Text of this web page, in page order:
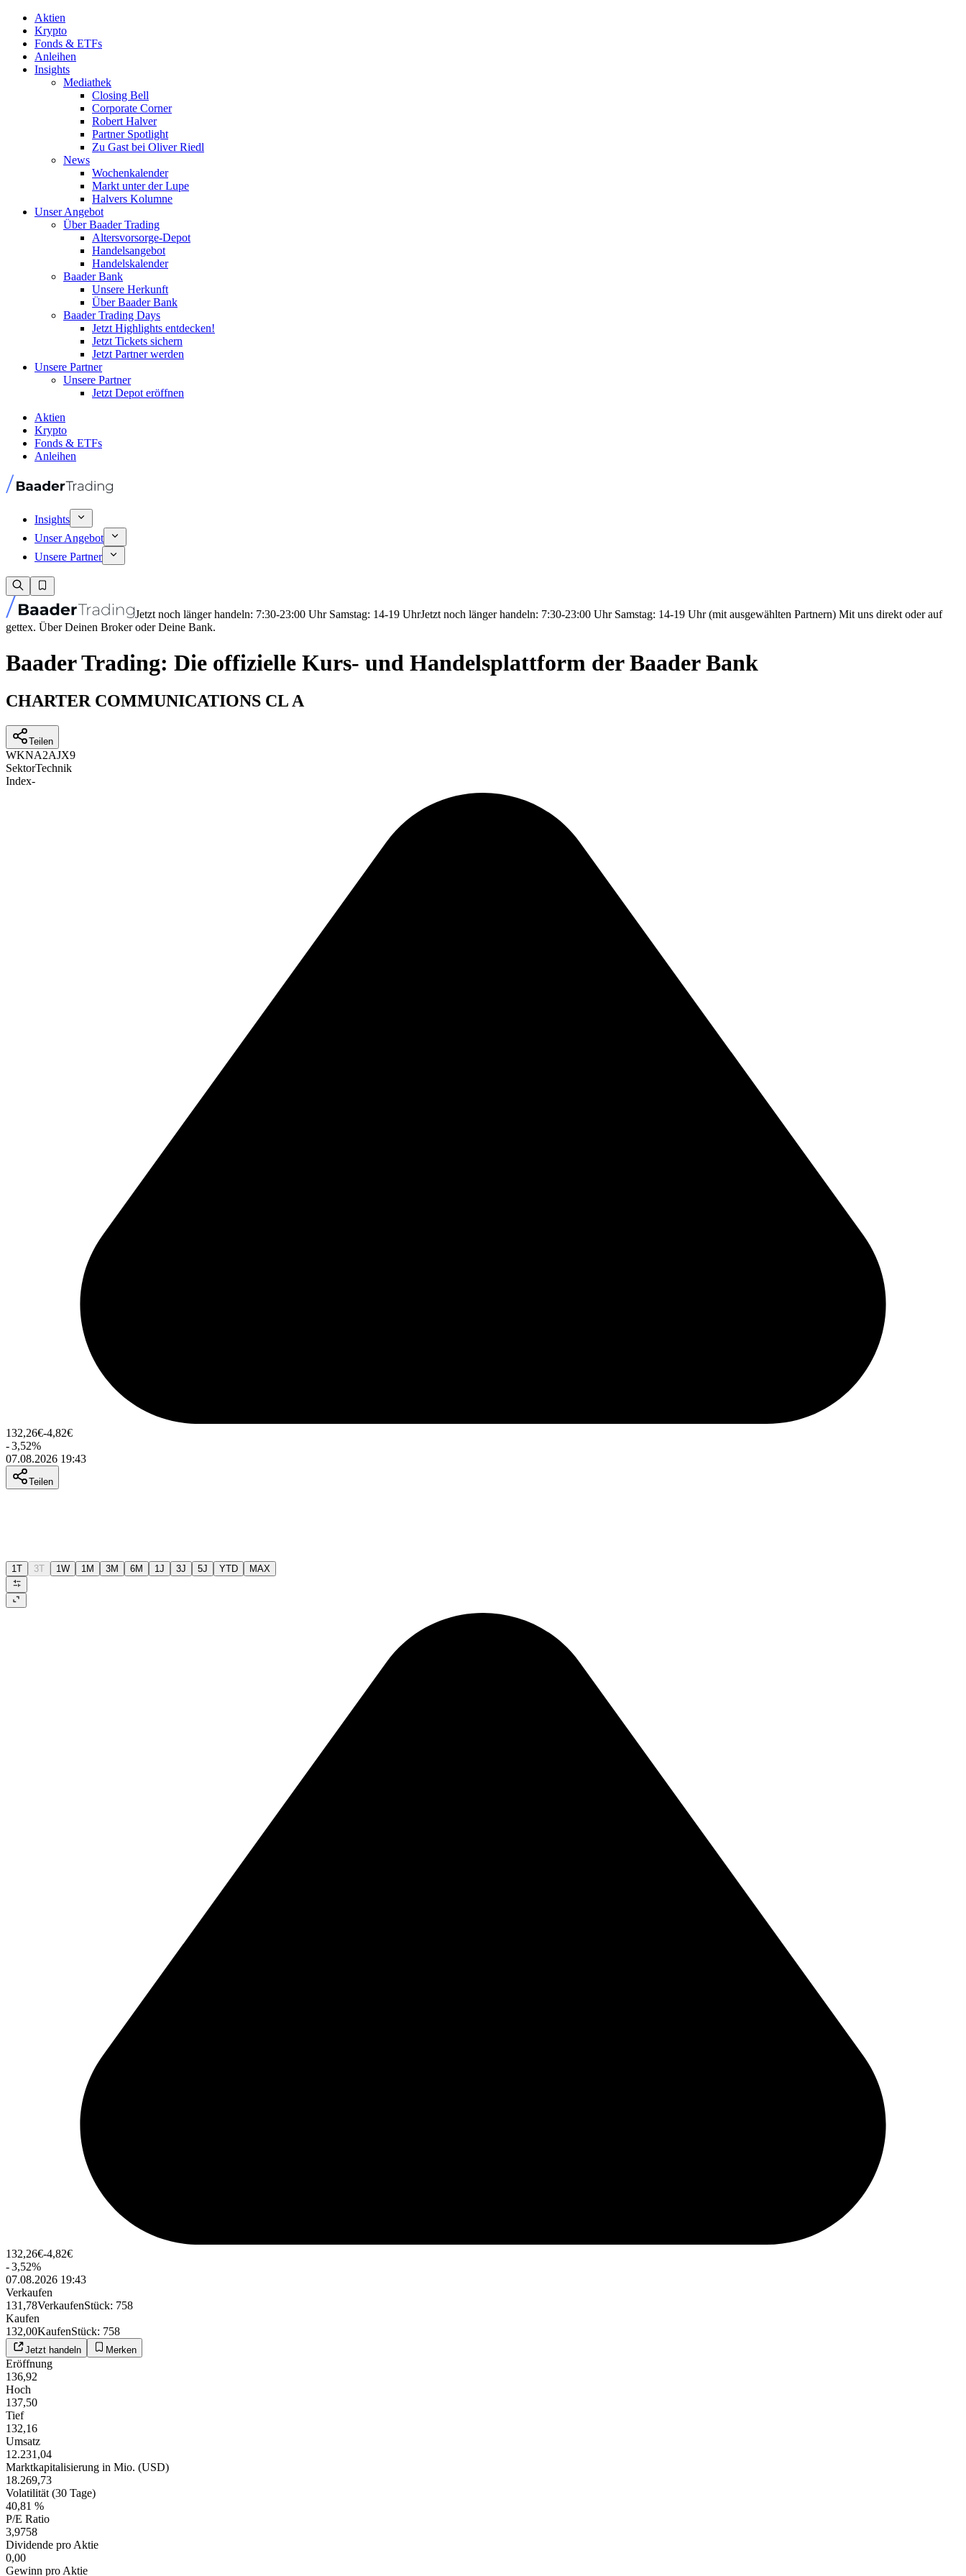
Aktien
Krypto
Fonds & ETFs
Anleihen
Insights
Mediathek
Closing Bell
Corporate Corner
Robert Halver
Partner Spotlight
Zu Gast bei Oliver Riedl
News
Wochenkalender
Markt unter der Lupe
Halvers Kolumne
Unser Angebot
Über Baader Trading
Altersvorsorge-Depot
Handelsangebot
Handelskalender
Baader Bank
Unsere Herkunft
Über Baader Bank
Baader Trading Days
Jetzt Highlights entdecken!
Jetzt Tickets sichern
Jetzt Partner werden
Unsere Partner
Unsere Partner
Jetzt Depot eröffnen
Aktien
Krypto
Fonds & ETFs
Anleihen
Insights
Unser Angebot
Unsere Partner
Jetzt noch länger handeln: 7:30-23:00 Uhr Samstag: 14-19 UhrJetzt noch länger handeln: 7:30-23:00 Uhr Samstag: 14-19 Uhr (mit ausgewählten Partnern) Mit uns direkt oder auf
gettex. Über Deinen Broker oder Deine Bank.
Baader Trading: Die offizielle Kurs- und Handelsplattform der Baader Bank
CHARTER COMMUNICATIONS CL A
Teilen
WKNA2AJX9
SektorTechnik
Index-
132,26€-4,82€
-3,52%
07.08.2026 19:43
Teilen
1T 3T 1W 1M 3M 6M 1J 3J 5J YTD MAX
132,26€-4,82€
-3,52%
07.08.2026 19:43
Verkaufen
131,78VerkaufenStück: 758
Kaufen
132,00KaufenStück: 758
Jetzt handeln Merken
Eröffnung
136,92
Hoch
137,50
Tief
132,16
Umsatz
12.231,04
Marktkapitalisierung in Mio. (USD)
18.269,73
Volatilität (30 Tage)
40,81 %
P/E Ratio
3,9758
Dividende pro Aktie
0,00
Gewinn pro Aktie